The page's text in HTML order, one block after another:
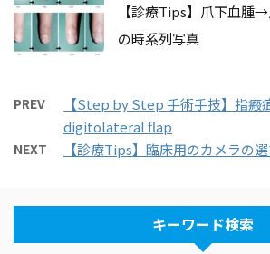
【診療Tips】爪下血腫
の時系列写真
PREV
【Step by Step 手術手技】指瘢
digitolateral flap
NEXT 【診療Tips】臨床用のカメラの
キーワード検索